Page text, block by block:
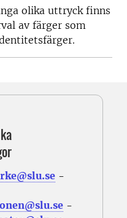
olika uttryck finns
av färger som
-
-